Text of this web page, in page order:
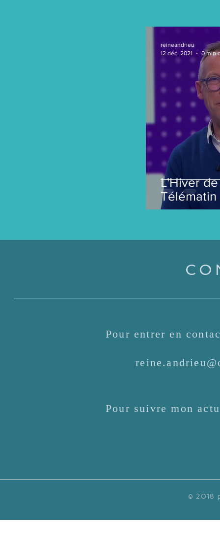
L'Hiver
Télématin
reineandrieu
12 déc. 2021
0 min
Pour entrer en
Pour suivre mon
© 2018